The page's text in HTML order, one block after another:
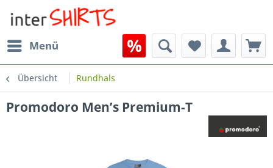
Menü
Übersicht Rundhals
Promodoro Men’s Premium-T